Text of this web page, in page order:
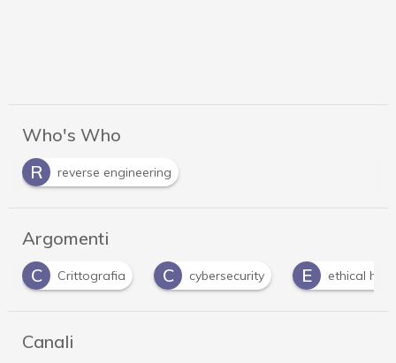
Who's Who
R
reverse engineering
Argomenti
C
cybersecurity E ethical hacker E exploit
Canali